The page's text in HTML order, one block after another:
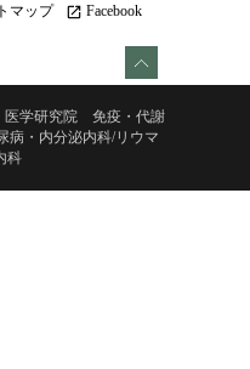
マップ launch Facebook
医学研究院 免疫・代謝
病・内分泌内科/リウマ
科